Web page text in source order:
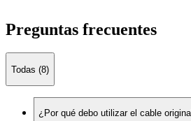
Preguntas frecuentes
Todas (8)
¿Por qué debo utilizar el cable